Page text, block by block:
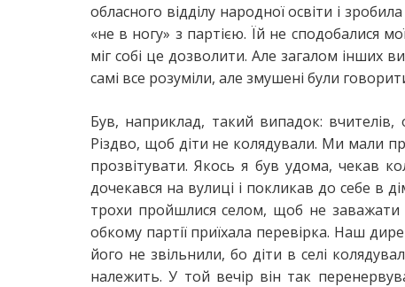
обласного відділу народної освіти і
«не в ногу» з партією. Їй не сподобалися
міг собі це дозволити. Але загалом інших
самі все розуміли, але змушені були
Був, наприклад, такий випадок:
Різдво, щоб діти не колядували. Ми мали
прозвітувати. Якось я був удома, чекав
дочекався на вулиці і покликав до себе в
трохи пройшлися селом, щоб не заважати
обкому партії приїхала перевірка. Наш
його не звільнили, бо діти в селі
належить. У той вечір він так